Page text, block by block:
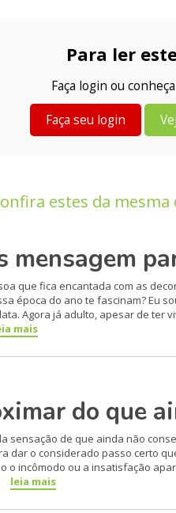
Para ler
Faça login ou
Faça seu login
estes da mesma
mensagem
que fica encantada com as
época do ano te fascinam? Eu
Agora já adulto, apesar de ter
mais
do que
sensação de que ainda não
dar o considerado passo certo
o incômodo ou a insatisfação
leia mais